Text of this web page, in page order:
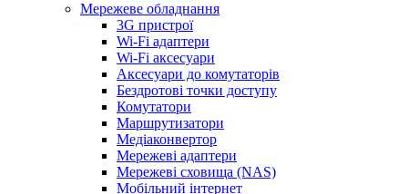
Мережеве обладнання
3G пристрої
Wi-Fi адаптери
Wi-Fi аксесуари
Аксесуари до комутаторів
Бездротові точки доступу
Комутатори
Маршрутизатори
Медіаконвертор
Мережеві адаптери
Мережеві сховища (NAS)
Мобільний інтернет